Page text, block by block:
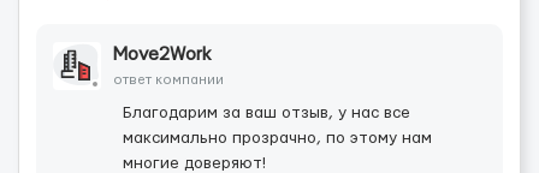
Move2Work
ответ компании
Благодарим за ваш отзыв, у нас все
максимально прозрачно, по этому нам
многие доверяют!